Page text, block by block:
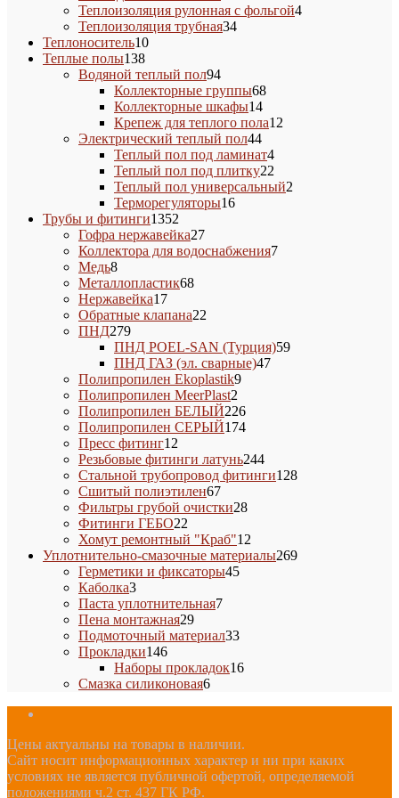
товаров
Теплоизоляция рулонная с фольгой44
Теплоизоляция трубная3434
Теплоноситель1010
Теплые полы138138
товаров
Водяной теплый пол9494
товара
Коллекторные группы6868
Коллекторные шкафы1414
товаров
Крепеж для теплого пола12
Электрический теплый пол4444
товара
Теплый пол под ламинат44
Теплый пол под плитку22
товара
Теплый пол универсальный2
Терморегуляторы1616
Трубы и фитинги1352
товара
Гофра нержавейка2727
товаров
Коллектора для водоснабжения77
Медь88
товаров
Металлопластик6868
Нержавейка1717
товаров
Обратные клапана22
ПНД279279
товаров
ПНД POEL-SAN (Турция)5959
ПНД ГАЗ (эл. сварные)4747
Полипропилен Ekoplastik99
Полипропилен MeerPlast2
товара
Полипропилен БЕЛЫЙ226226
товаров
Полипропилен СЕРЫЙ174174
Пресс фитинг12
товаров
Резьбовые фитинги латунь244244
товара
Стальной трубопровод фитинги128128
Сшитый полиэтилен6767
товаров
Фильтры грубой очистки2828
Фитинги ГЕБО22
товара
Хомут ремонтный "Краб"12
товаров
Уплотнительно-смазочные материалы269269
Герметики и фиксаторы4545
Каболка33
товара
Паста уплотнительная77
Пена монтажная2929
товаров
Подмоточный материал3333
Прокладки146146
товаров
Наборы прокладок1616
Смазка силиконовая66
Цены актуальны на товары в наличии.
Сайт носит информационных характер и ни при каких
условиях не является публичной офертой, определяемой
положениями ч.2 ст. 437 ГК РФ.